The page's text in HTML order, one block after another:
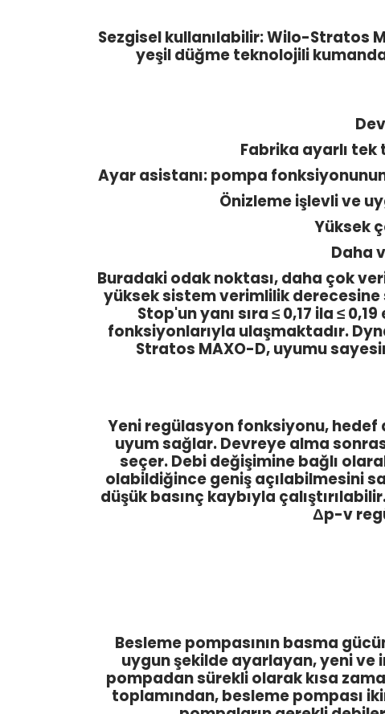
Sezgisel kullanılabilir: Wilo-Stratos
yeşil düğme teknolojili
Fabrika ayarlı
Ayar asistanı: pompa
Önizleme işlevli ve
Yüksek
Daha
Buradaki odak noktası, daha çok
yüksek sistem verimlilik
Stop'un yanı sıra ≤ 0,17 ila ≤
fonksiyonlarıyla ulaşmaktadır.
Stratos MAXO-D, uyumu
Yeni regülasyon fonksiyonu,
uyum sağlar. Devreye alma
seçer. Debi değişimine bağlı
olabildiğince geniş açılabilmesini
düşük basınç kaybıyla
Δp-v
Besleme pompasının basma
uygun şekilde ayarlayan, yeni
pompadan sürekli olarak kısa
toplamından, besleme pompası